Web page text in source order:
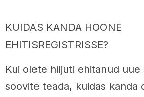
KUIDAS KANDA HOONE
EHITISREGISTRISSE?
Kui olete hiljuti ehitanud uue
soovite teada, kuidas kanda